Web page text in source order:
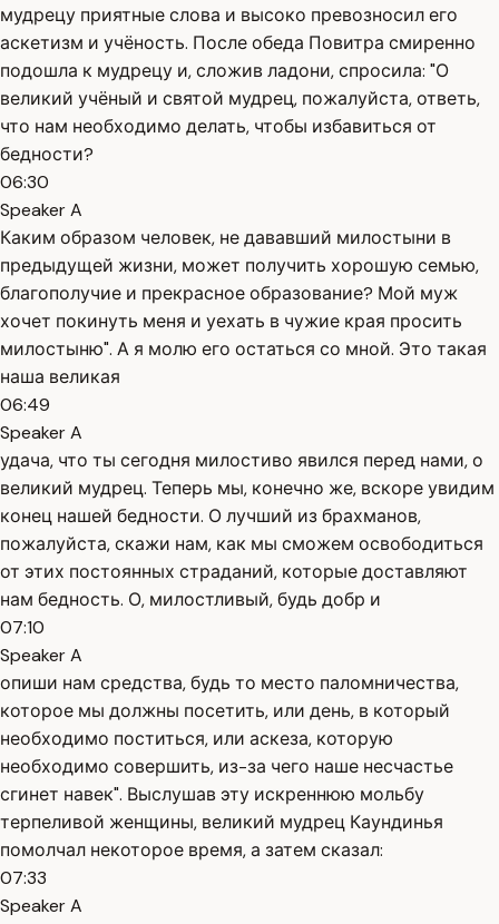
мудрецу приятные слова и высоко превозносил его
аскетизм и учёность. После обеда Повитра смиренно
подошла к мудрецу и, сложив ладони, спросила: "О
великий учёный и святой мудрец, пожалуйста, ответь,
что нам необходимо делать, чтобы избавиться от
бедности?
06:30
Speaker A
Каким образом человек, не дававший милостыни в
предыдущей жизни, может получить хорошую семью,
благополучие и прекрасное образование? Мой муж
хочет покинуть меня и уехать в чужие края просить
милостыню". А я молю его остаться со мной. Это такая
наша великая
06:49
Speaker A
удача, что ты сегодня милостиво явился перед нами, о
великий мудрец. Теперь мы, конечно же, вскоре увидим
конец нашей бедности. О лучший из брахманов,
пожалуйста, скажи нам, как мы сможем освободиться
от этих постоянных страданий, которые доставляют
нам бедность. О, милостливый, будь добр и
07:10
Speaker A
опиши нам средства, будь то место паломничества,
которое мы должны посетить, или день, в который
необходимо поститься, или аскеза, которую
необходимо совершить, из-за чего наше несчастье
сгинет навек". Выслушав эту искреннюю мольбу
терпеливой женщины, великий мудрец Каундинья
помолчал некоторое время, а затем сказал:
07:33
Speaker A